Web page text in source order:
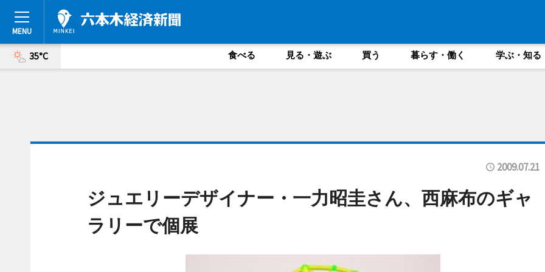
35°C 食べる 見る・遊ぶ 買う 暮らす・働く 学ぶ・知る
2009.07.21
ジュエリーデザイナー・一力昭圭さん、西麻布のギャ
ラリーで個展